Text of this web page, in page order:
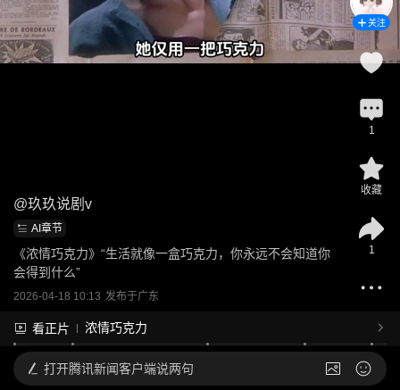
@玖玖说剧v
AI章节
《浓情巧克力》“生活就像一盒巧克力，你永远不会知道你
会得到什么”
2026-04-18 10:13 发布于广东
看正片 浓情巧克力
关注
1
收藏
1
打开腾讯新闻客户端说两句